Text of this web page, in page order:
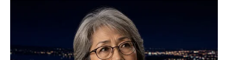
vas primećuje trud koji ste ulagali i daje vam šansu da
Ako ste čekali potvrdu – stiže.